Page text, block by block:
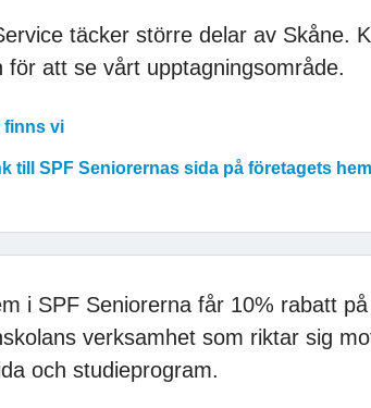
täcker större delar av Skåne.
för att se vårt upptagningsområde.
finns vi
till SPF Seniorernas sida på företagets
i SPF Seniorerna får 10% rabatt
verksamhet som riktar sig
och studieprogram.